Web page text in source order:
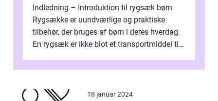
Indledning – Introduktion til rygsæk børn
Rygsække er uundværlige og praktiske
tilbehør, der bruges af børn i deres hverdag.
En rygsæk er ikke blot et transportmiddel til
18 januar 2024